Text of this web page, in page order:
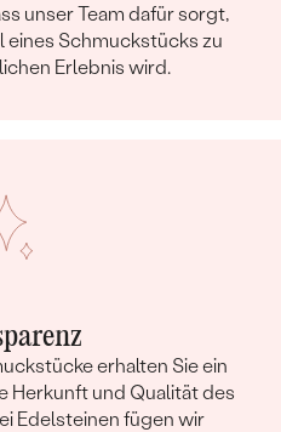
unser Team dafür sorgt,
eines Schmuckstücks zu
Erlebnis wird.
erhalten Sie ein
Herkunft und Qualität des
Edelsteinen fügen wir